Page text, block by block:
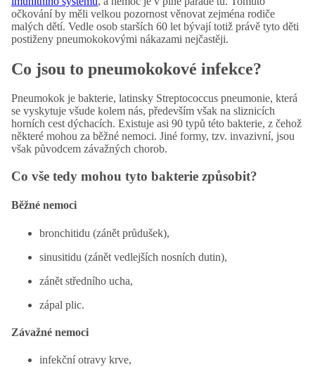
očkování by měli velkou pozornost věnovat zejména rodiče
malých dětí. Vedle osob starších 60 let bývají totiž právě tyto děti
postiženy pneumokokovými nákazami nejčastěji.
Co jsou to pneumokokové infekce?
Pneumokok je bakterie, latinsky Streptococcus pneumonie, která
se vyskytuje všude kolem nás, především však na sliznicích
horních cest dýchacích. Existuje asi 90 typů této bakterie, z čehož
některé mohou za běžné nemoci. Jiné formy, tzv. invazivní, jsou
však původcem závažných chorob.
Co vše tedy mohou tyto bakterie způsobit?
Běžné nemoci
bronchitidu (zánět průdušek),
sinusitidu (zánět vedlejších nosních dutin),
zánět středního ucha,
zápal plic.
Závažné nemoci
infekční otravy krve,